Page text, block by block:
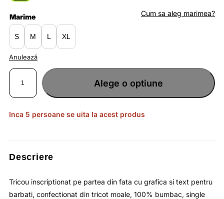
Marime
S M L XL
Anulează
Cum sa aleg marimea?
Cantitate
galben
barbati
din
cu
croiala
Alege o optiune
Inca 5 persoane se uita la acest produs
Descriere
Tricou inscriptionat pe partea din fata cu grafica si text pentru
barbati, confectionat din tricot moale, 100% bumbac, single